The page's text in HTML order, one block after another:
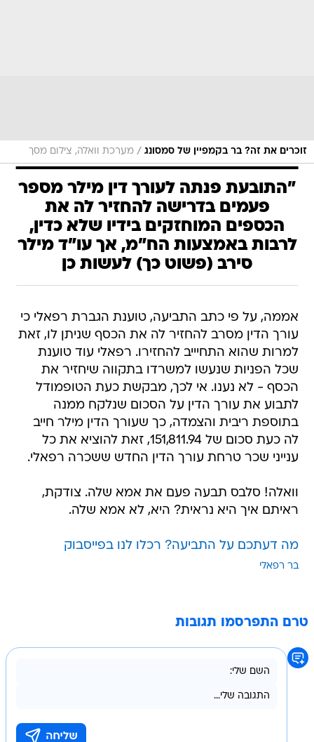
זוכרים את זה? בר בקמפיין של סמסונג / מערכת וואלה, צילום מסך
"התובעת פנתה לעורך דין מילר מספר
פעמים בדרישה להחזיר לה את
הכספים המוחזקים בידיו שלא כדין,
לרבות באמצעות הח"מ, אך עו"ד מילר
סירב (פשוט כך) לעשות כן
אממה, על פי כתב התביעה, טוענת הגברת רפאלי כי
עורך הדין מסרב להחזיר לה את הכסף שניתן לו, זאת
למרות שהוא התחיייב להחזירו. רפאלי עוד טוענת
שכל הפניות שנעשו למשרדו בתקווה שיחזיר את
הכסף - לא נענו. אי לכך, מבקשת כעת הטופמודל
לתבוע את עורך הדין על הסכום שנלקח ממנה
בתוספת ריבית והצמדה, כך שעורך הדין מילר חייב
לה כעת סכום של 151,811.94, זאת להוציא את כל
ענייני שכר טרחת עורך הדין החדש ששכרה רפאלי.
וואלה! סלבס תבעה פעם את אמא שלה. צודקת,
ראיתם איך היא נראית? היא, לא אמא שלה.
מה דעתכם על התביעה? רכלו לנו בפייסבוק
בר רפאלי
טרם התפרסמו תגובות